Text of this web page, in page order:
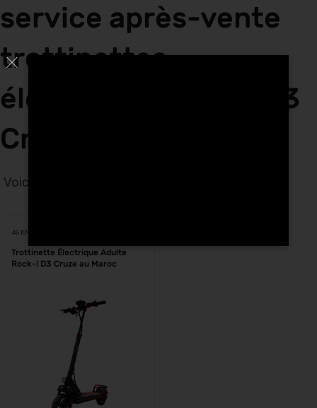
service après-vente
trottinettes
électriques Rock-i D3
Cruze à El Jadida
Voici le seul résultat
45 KM
Trottinette Électrique Adulte
Rock-i D3 Cruze au Maroc